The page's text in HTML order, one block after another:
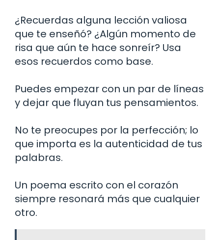
¿Recuerdas alguna lección valiosa
que te enseñó? ¿Algún momento de
risa que aún te hace sonreír? Usa
esos recuerdos como base.
Puedes empezar con un par de líneas
y dejar que fluyan tus pensamientos.
No te preocupes por la perfección; lo
que importa es la autenticidad de tus
palabras.
Un poema escrito con el corazón
siempre resonará más que cualquier
otro.